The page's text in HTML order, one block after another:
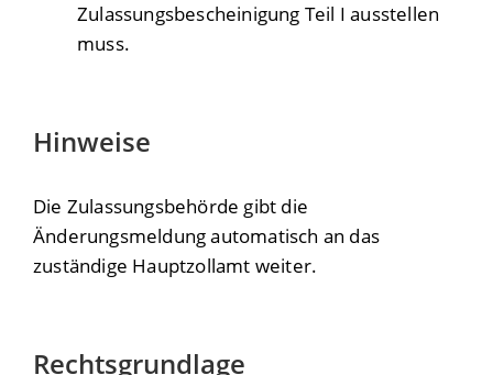
Zulassungsbescheinigung Teil I ausstellen
muss.
Hinweise
Die Zulassungsbehörde gibt die
Änderungsmeldung automatisch an das
zuständige Hauptzollamt weiter.
Rechtsgrundlage